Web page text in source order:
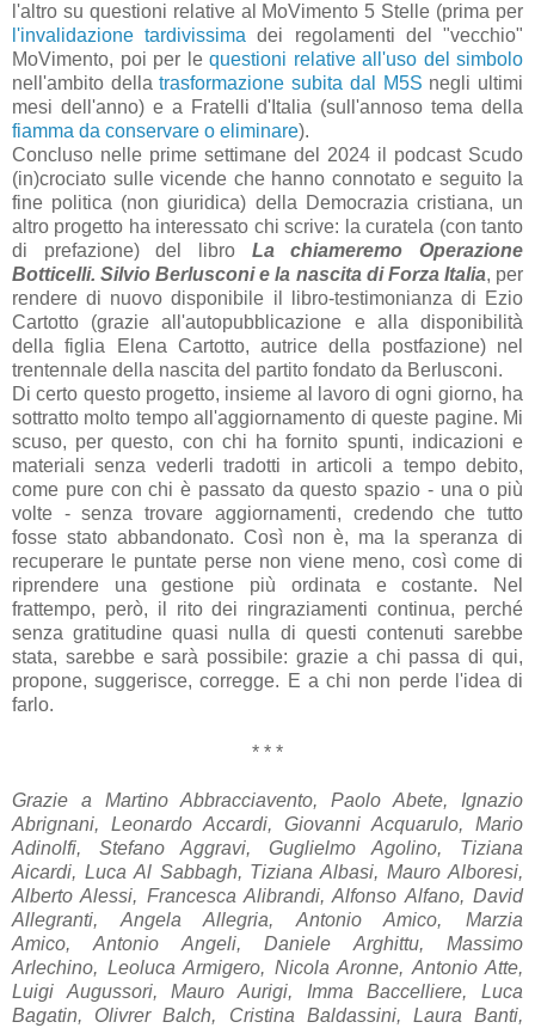
l'altro su questioni relative al MoVimento 5 Stelle (prima per
l'invalidazione tardivissima dei regolamenti del "vecchio"
MoVimento, poi per le questioni relative all'uso del simbolo
nell'ambito dellatrasformazione subita dal M5S negli ultimi
mesi dell'anno) e a Fratelli d'Italia (sull'annoso tema della
fiamma da conservare o eliminare).
Concluso nelle prime settimane del 2024 il podcast Scudo
(in)crociato sulle vicende che hanno connotato e seguito la
fine politica (non giuridica) della Democrazia cristiana, un
altro progetto ha interessato chi scrive: la curatela (con tanto
di prefazione) del libro La chiameremo Operazione
Botticelli. Silvio Berlusconi e la nascita di Forza Italia, per
rendere di nuovo disponibile il libro-testimonianza di Ezio
Cartotto (grazie all'autopubblicazione e alla disponibilità
della figlia Elena Cartotto, autrice della postfazione) nel
trentennale della nascita del partito fondato da Berlusconi.
Di certo questo progetto, insieme al lavoro di ogni giorno, ha
sottratto molto tempo all'aggiornamento di queste pagine. Mi
scuso, per questo, con chi ha fornito spunti, indicazioni e
materiali senza vederli tradotti in articoli a tempo debito,
come pure con chi è passato da questo spazio - una o più
volte - senza trovare aggiornamenti, credendo che tutto
fosse stato abbandonato. Così non è, ma la speranza di
recuperare le puntate perse non viene meno, così come di
riprendere una gestione più ordinata e costante. Nel
frattempo, però, il rito dei ringraziamenti continua, perché
senza gratitudine quasi nulla di questi contenuti sarebbe
stata, sarebbe e sarà possibile: grazie a chi passa di qui,
propone, suggerisce, corregge. E a chi non perde l'idea di
farlo.
* * *
Grazie a Martino Abbracciavento, Paolo Abete, Ignazio
Abrignani, Leonardo Accardi, Giovanni Acquarulo, Mario
Adinolfi, Stefano Aggravi, Guglielmo Agolino, Tiziana
Aicardi, Luca Al Sabbagh, Tiziana Albasi, Mauro Alboresi,
Alberto Alessi, Francesca Alibrandi, Alfonso Alfano, David
Allegranti, Angela Allegria, Antonio Amico, Marzia
Amico,Antonio Angeli, Daniele Arghittu, Massimo
Arlechino, Leoluca Armigero, Nicola Aronne, Antonio Atte,
Luigi Augussori, Mauro Aurigi, Imma Baccelliere, Luca
Bagatin, Olivrer Balch, Cristina Baldassini, Laura Banti,